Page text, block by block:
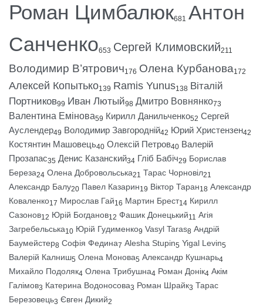
Роман Цимбалюк681 Антон
Санченко653 Сергей Климовский211
Володимир В’ятрович176 Олена Курбанова172
Алексей Копытько139 Ramis Yunus138 Віталій
Портников99 Иван Лютый98 Дмитро Вовнянко73
Валентина Емінова59 Кирилл Данильченко52 Сергей
Ауслендер49 Володимир Завгородній42 Юрий Христензен42
Костянтин Машовець40 Олексій Петров40 Валерій
Прозапас35 Денис Казанский34 Гліб Бабіч29 Борислав
Береза24 Олена Добровольська21 Тарас Чорновіл21
Александр Балу20 Павел Казарин19 Віктор Таран18 Александр
Коваленко17 Мирослав Гай16 Мартин Брест14 Кирилл
Сазонов12 Юрій Богданов12 Фашик Донецький11 Агія
Загребельська10 Юрій Гудименко9 Vasyl Taras8 Андрій
Баумейстер8 Софія Федина7 Alesha Stupin5 Yigal Levin5
Валерій Калниш5 Олена Монова5 Александр Кушнарь4
Михайло Подоляк4 Олена Трибушна4 Роман Донік4 Акім
Галімов3 Катерина Водоносова3 Роман Шрайк3 Тарас
Березовець3 Євген Дикий2